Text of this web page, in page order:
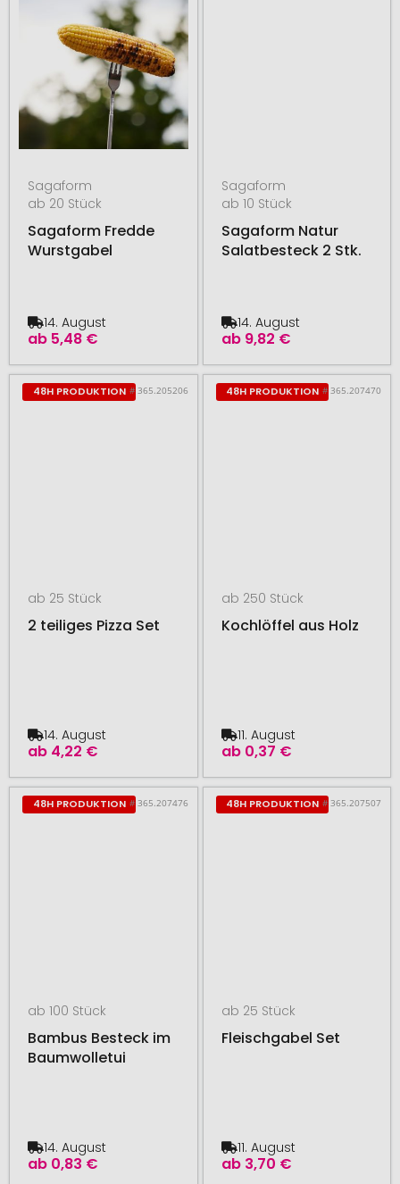
Sagaform
ab 20 Stück
Sagaform Fredde
Wurstgabel
ab 5,48 €
14. August
Sagaform
ab 10 Stück
Sagaform Natur
Salatbesteck 2 Stk.
ab 9,82 €
14. August
48H PRODUKTION # 365.205206
ab 25 Stück
2 teiliges Pizza Set
ab 4,22 €
14. August
48H PRODUKTION # 365.207470
ab 250 Stück
Kochlöffel aus Holz
ab 0,37 €
11. August
48H PRODUKTION # 365.207476
ab 100 Stück
Bambus Besteck im
Baumwolletui
ab 0,83 €
14. August
48H PRODUKTION # 365.207507
ab 25 Stück
Fleischgabel Set
ab 3,70 €
11. August